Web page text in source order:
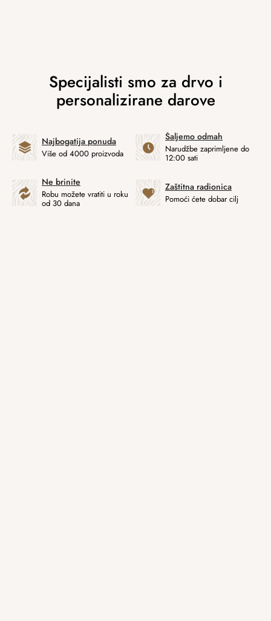
Najbogatija ponuda
Više od 4000 proizvoda
Šaljemo odmah
Narudžbe zaprimljene do
12:00 sati
Ne brinite
Robu možete vratiti u roku
od 30 dana
Zaštitna radionica
Pomoći ćete dobar cilj